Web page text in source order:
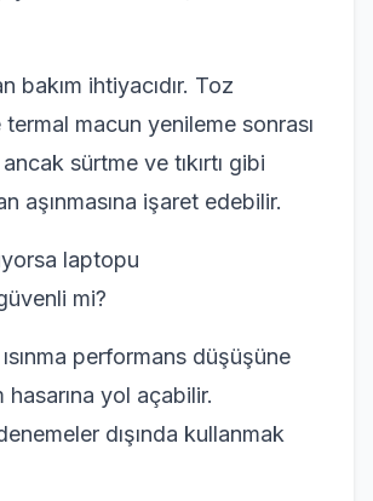
bakım ihtiyacıdır. Toz
macun yenileme sonrası
sürtme ve tıkırtı gibi
aşınmasına işaret edebilir.
laptopu
mi?
ısınma performans düşüşüne
hasarına yol açabilir.
dışında kullanmak